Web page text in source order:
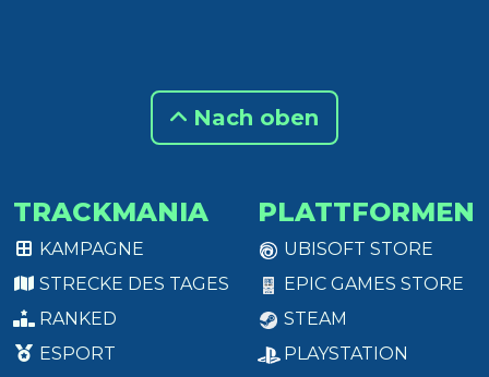
Nach oben
TRACKMANIA
KAMPAGNE
STRECKE DES TAGES
RANKED
ESPORT
PLATTFORMEN
UBISOFT STORE
EPIC GAMES STORE
STEAM
PLAYSTATION